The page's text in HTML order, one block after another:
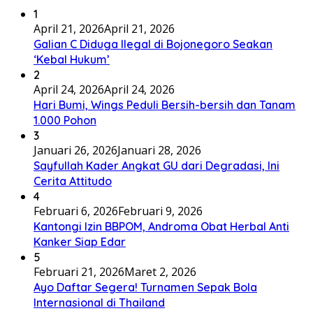
1
April 21, 2026April 21, 2026
Galian C Diduga Ilegal di Bojonegoro Seakan
‘Kebal Hukum’
2
April 24, 2026April 24, 2026
Hari Bumi, Wings Peduli Bersih-bersih dan Tanam
1.000 Pohon
3
Januari 26, 2026Januari 28, 2026
Sayfullah Kader Angkat GU dari Degradasi, Ini
Cerita Attitudo
4
Februari 6, 2026Februari 9, 2026
Kantongi Izin BBPOM, Androma Obat Herbal Anti
Kanker Siap Edar
5
Februari 21, 2026Maret 2, 2026
Ayo Daftar Segera! Turnamen Sepak Bola
Internasional di Thailand